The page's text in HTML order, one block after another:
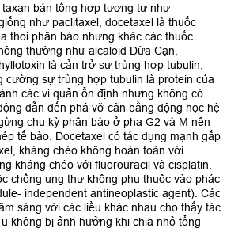
taxan bán tổng hợp tương tự như
như paclitaxel, docetaxel là thuốc
thoi phân bào nhưng khác các thuốc
thường như alcaloid Dừa Cạn,
là cản trở sự trùng hợp tubulin,
cường sự trùng hợp tubulin là protein của
các vi quản ổn định nhưng không có
dẫn đến phá vỡ cân bằng động học hệ
chu kỳ phân bào ở pha G2 và M nên
tế bào. Docetaxel có tác dụng mạnh gấp
kháng chéo không hoàn toàn với
kháng chéo với fluorouracil và cisplatin.
chống ung thư không phụ thuộc vào phác
independent antineoplastic agent). Các
sàng với các liều khác nhau cho thấy tác
không bị ảnh hưởng khi chia nhỏ tổng